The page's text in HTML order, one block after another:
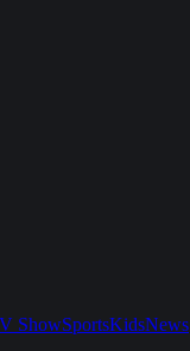
ShowSportsKidsNews